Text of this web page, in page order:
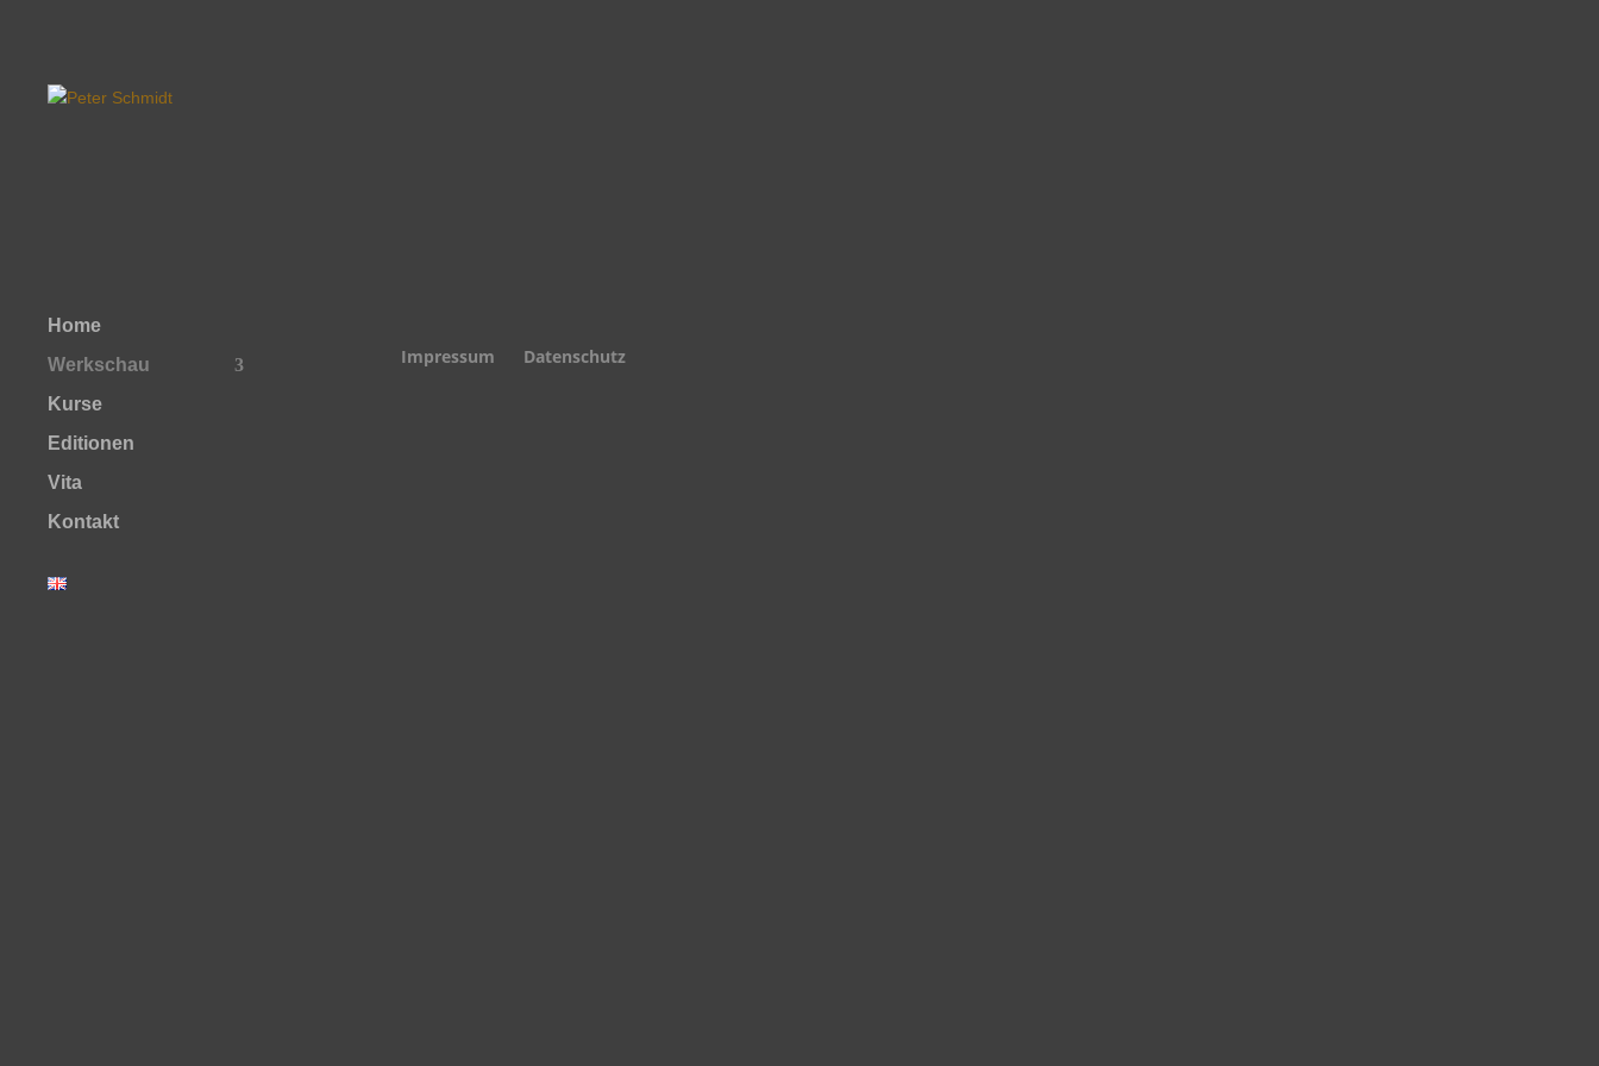
Home
Werkschau
Kurse
Editionen
Vita
Kontakt
Impressum Datenschutz